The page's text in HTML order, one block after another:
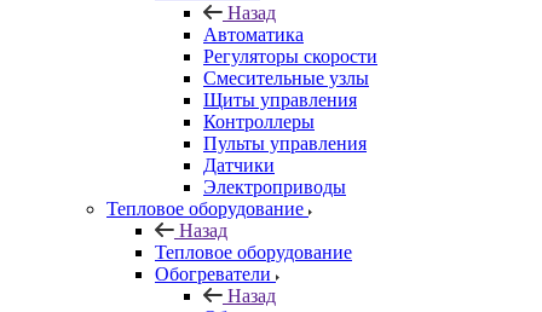
Назад
Автоматика
Регуляторы скорости
Смесительные узлы
Щиты управления
Контроллеры
Пульты управления
Датчики
Электроприводы
Тепловое оборудование
Назад
Тепловое оборудование
Обогреватели
Назад